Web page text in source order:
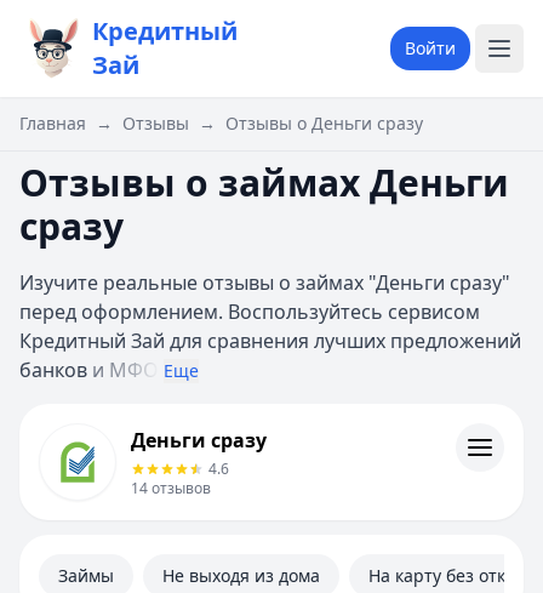
Кредитный
Зай
Войти
Главная → Отзывы → Отзывы о Деньги сразу
Отзывы о займах Деньги
сразу
Изучите реальные отзывы о займах "Деньги сразу"
перед оформлением. Воспользуйтесь сервисом
Кредитный Зай для сравнения лучших предложений
банков и МФО Еще
ИнформацияДеньги сразу
4.6
14отзывов
Займы Не выходя из дома На карту без отказа